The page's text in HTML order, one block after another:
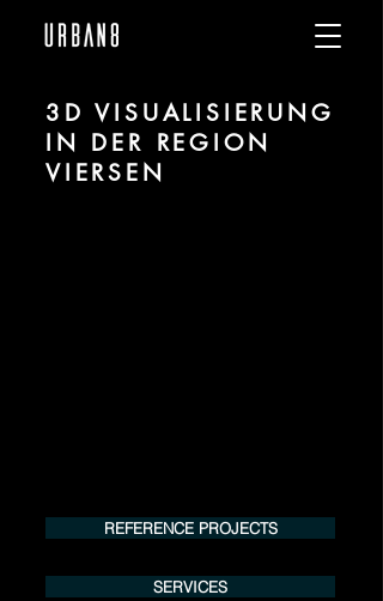
3D VISUALISIERUNG
IN DER REGION
VIERSEN
REFERENCE PROJECTS
SERVICES